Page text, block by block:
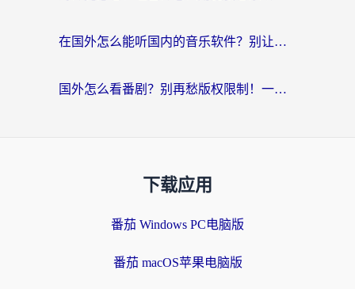
在国外怎么能听国内的音乐软件？别让版权限制断了你的“中文歌单”
国外怎么看番剧？别再愁版权限制！一个工具解决所有回国追剧难题
下载应用
番茄 Windows PC电脑版
番茄 macOS苹果电脑版